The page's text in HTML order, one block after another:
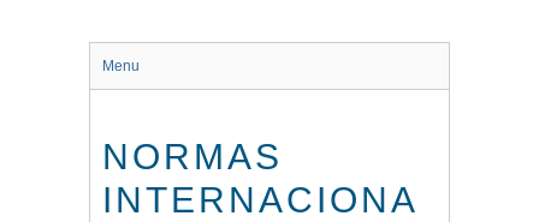
Menu
NORMAS
INTERNACIONA